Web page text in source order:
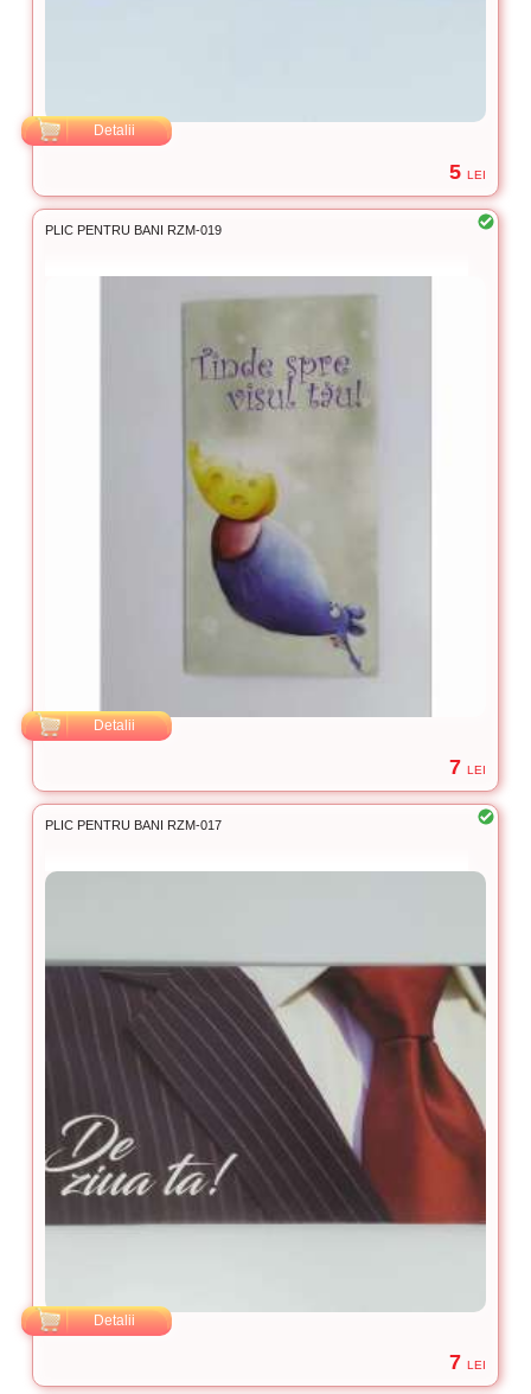
Detalii
5 LEI
PLIC PENTRU BANI RZM-019
Detalii
7 LEI
PLIC PENTRU BANI RZM-017
Detalii
7 LEI